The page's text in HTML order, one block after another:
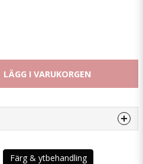
LÄGG I VARUKORGEN
produkten...
Färg & ytbehandling